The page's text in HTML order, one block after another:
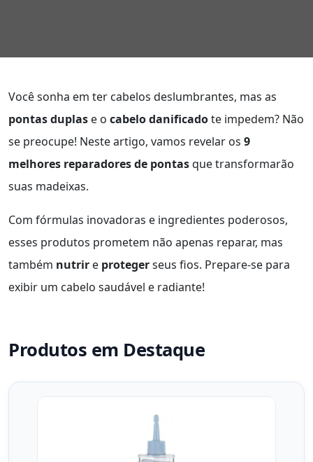
Você sonha em ter cabelos deslumbrantes, mas as
pontas duplas e o cabelo danificadote impedem? Não
se preocupe! Neste artigo, vamos revelar os 9
melhores reparadores de pontasque transformarão
suas madeixas.
Com fórmulas inovadoras e ingredientes poderosos,
esses produtos prometem não apenas reparar, mas
também nutrir e protegerseus fios. Prepare-se para
exibir um cabelo saudável e radiante!
Produtos em Destaque